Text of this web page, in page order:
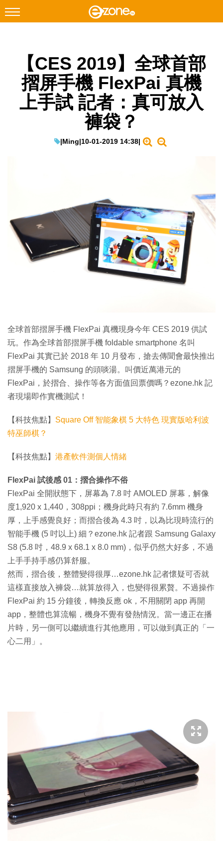
Facebook Instagram
科技焦點
網絡生活
Enterprise Digital Transformation
特集
【CES 2019】全球首部
摺屏手機 FlexPai 真機
上手試 記者：真可放入
褲袋？
|Ming|10-01-2019 14:38|
全球首部摺屏手機 FlexPai 真機現身今年 CES 2019 供試
玩。作為全球首部摺屏手機 foldable smartphone 名叫
FlexPai 其實已於 2018 年 10 月發布，搶去傳聞會最快推出
摺屏手機的 Samsung 的頭啖湯。叫價近萬港元的
FlexPai，於摺合、操作等各方面值回票價嗎？ezone.hk 記
者現場即作實機測試！
【科技焦點】 Square Off 智能象棋 5 大特色 現實版哈利波
特巫師棋？
【科技焦點】 港產軟件測個人情緒
FlexPai 試後感 01：摺合操作不俗
FlexPai 全開狀態下，屏幕為 7.8 吋 AMOLED 屏幕，解像
度1,920 x 1,440，308ppi；機身此時只有約 7.6mm 機身
厚，上手感覺良好；而摺合後為 4.3 吋，以為比現時流行的
智能手機 (5 吋以上) 細？ezone.hk 記者跟 Samsung Galaxy
S8 (5.8 吋，48.9 x 68.1 x 8.0 mm)，似乎仍然大好多，不過
上手手持手感仍算舒服。
然而，摺合後，整體變得很厚…ezone.hk 記者懷疑可否就
這樣直接放入褲袋…就算放得入，也變得很累贅。不過操作
FlexPai 約 15 分鐘後，轉換反應 ok，不用關閉 app 再開
app，整體也算流暢，機身不覺有發熱情況。當一邊正在播
片時，另一側可以繼續進行其他應用，可以做到真正的「一
心二用」。